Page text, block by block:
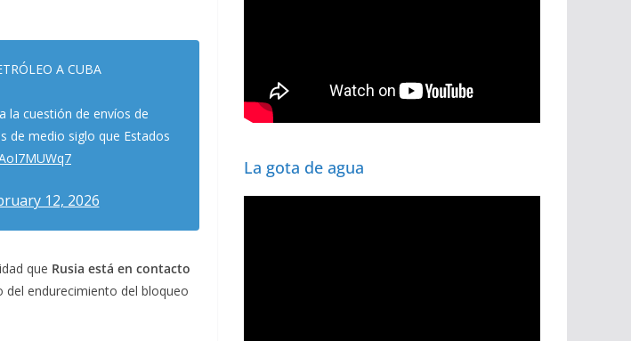
A CUBA
la cuestión de envíos de
de medio siglo que Estados
12, 2026
que Rusia está en contacto
endurecimiento del bloqueo
La gota de agua